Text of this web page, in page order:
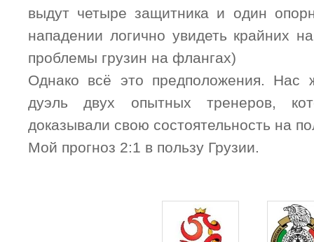
выдут четыре защитника и один
нападении логично увидеть крайних
проблемы грузин на флангах)
Однако всё это предположения. Нас
дуэль двух опытных тренеров,
доказывали свою состоятельность на
Мой прогноз 2:1 в пользу Грузии.